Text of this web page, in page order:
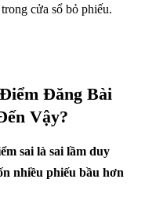
cửa sổ bỏ phiếu.
Đăng Bài
Vậy?
sai là sai lầm duy
nhiều phiếu bầu hơn